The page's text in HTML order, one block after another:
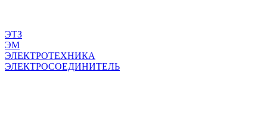
ЭТЗ
ЭМ
ЭЛЕКТРОТЕХНИКА
ЭЛЕКТРОСОЕДИНИТЕЛЬ